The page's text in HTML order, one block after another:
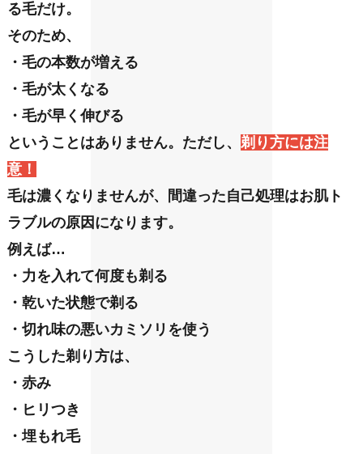
る毛だけ。
そのため、
・毛の本数が増える
・毛が太くなる
・毛が早く伸びる
ということはありません。 ただし、 剃り方には注
意！
毛は濃くなりませんが、間違った自己処理はお肌ト
ラブルの原因になります。
例えば…
・力を入れて何度も剃る
・乾いた状態で剃る
・切れ味の悪いカミソリを使う
こうした剃り方は、
・赤み
・ヒリつき
・埋もれ毛